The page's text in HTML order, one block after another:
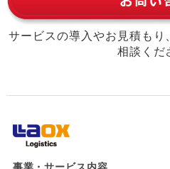
サービスの導入やお見積も
相談くだ